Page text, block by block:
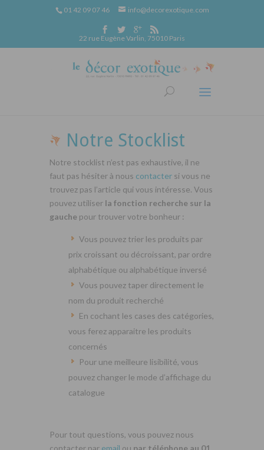
01 42 09 07 46 info@decorexotique.com
22 rue Eugène Varlin, 75010 Paris
Notre Stocklist
Notre stocklist n’est pas exhaustive, il ne
faut pas hésiter à nous contacter si vous ne
trouvez pas l’article qui vous intéresse. Vous
pouvez utiliser la fonction recherche sur la
gauche pour trouver votre bonheur :
Vous pouvez trier les produits par
prix croissant ou décroissant, par ordre
alphabétique ou alphabétique inversé
Vous pouvez taper directement le
nom du produit recherché
En cochant les cases des catégories,
vous ferez apparaitre les produits
concernés
Pour une meilleure lisibilité, vous
pouvez changer le mode d’affichage du
catalogue
Pour tout questions, vous pouvez nous
contacter par email ou par téléphone au 01